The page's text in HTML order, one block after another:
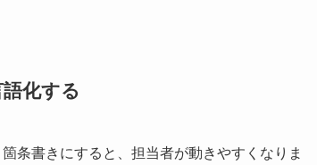
化する
条書きにすると、担当者が動きやすくなりま